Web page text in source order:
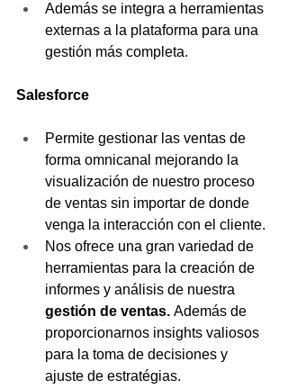
Además se integra a herramientas
externas a la plataforma para una
gestión más completa.
Salesforce
Permite gestionar las ventas de
forma omnicanal mejorando la
visualización de nuestro proceso
de ventas sin importar de donde
venga la interacción con el cliente.
Nos ofrece una gran variedad de
herramientas para la creación de
informes y análisis de nuestra
gestión de ventas. Además de
proporcionarnos insights valiosos
para la toma de decisiones y
ajuste de estratégias.